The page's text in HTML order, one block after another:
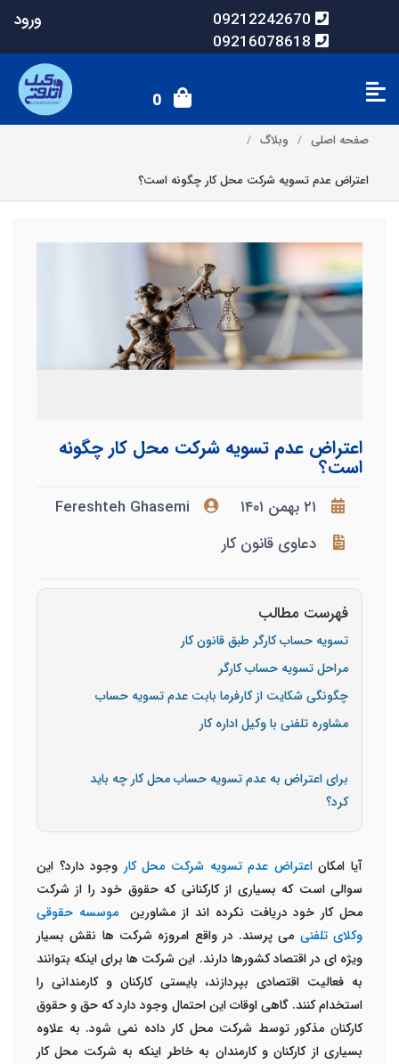
09212242670
09216078618
ورود
0
صفحه اصلی وبلاگ
اعتراض عدم تسویه شرکت محل کار چگونه است؟
اعتراض عدم تسویه شرکت محل کار چگونه
است؟
۲۱ بهمن ۱۴۰۱
Fereshteh Ghasemi
دعاوی قانون کار
فهرست مطالب
تسویه حساب کارگر طبق قانون کار
مراحل تسویه حساب کارگر
چگونگی شکایت از کارفرما بابت عدم تسویه حساب
مشاوره تلفنی با وکیل اداره کار
برای اعتراض به عدم تسویه حساب محل کار چه باید
کرد؟
آیا امکاناعتراض عدم تسویه شرکت محل کار وجود دارد؟ این
سوالی است که بسیاری از کارکنانی که حقوق خود را از شرکت
محل کار خود دریافت نکرده اند از مشاورینموسسه حقوقی
وکلای تلفنی می پرسند. در واقع امروزه شرکت ها نقش بسیار
ویژه ای در اقتصاد کشورها دارند. این شرکت ها برای اینکه بتوانند
به فعالیت اقتصادی بپردازند، بایستی کارکنان و کارمندانی را
استخدام کنند. گاهی اوقات این احتمال وجود دارد که حق و حقوق
کارکنان مذکور توسط شرکت محل کار داده نمی شود. به علاوه
بسیاری از کارکنان و کارمندان به خاطر اینکه به شرکت محل کار